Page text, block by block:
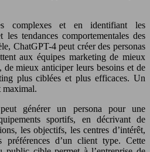
complexes et en identifiant les
les tendances comportementales des
ChatGPT-4 peut créer des personas
aux équipes marketing de mieux
mieux anticiper leurs besoins et de
plus ciblées et plus efficaces. Un
maximal.
générer un persona pour une
sportifs, en décrivant de
les objectifs, les centres d’intérêt,
préférences d’un client type. Cette